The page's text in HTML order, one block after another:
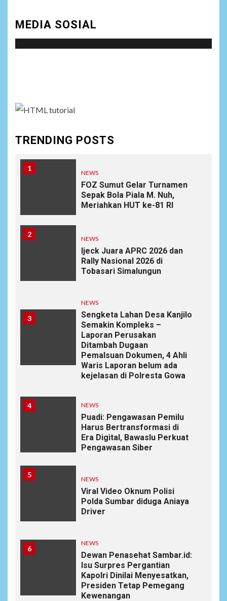
MEDIA SOSIAL
TRENDING POSTS
1
NEWS
FOZ Sumut Gelar Turnamen
Sepak Bola Piala M. Nuh,
Meriahkan HUT ke-81 RI
2
NEWS
Ijeck Juara APRC 2026 dan
Rally Nasional 2026 di
Tobasari Simalungun
3
NEWS
Sengketa Lahan Desa Kanjilo
Semakin Kompleks –
Laporan Perusakan
Ditambah Dugaan
Pemalsuan Dokumen, 4 Ahli
Waris Laporan belum ada
kejelasan di Polresta Gowa
4 NEWS
Puadi: Pengawasan Pemilu
Harus Bertransformasi di
Era Digital, Bawaslu Perkuat
Pengawasan Siber
5
NEWS
Viral Video Oknum Polisi
Polda Sumbar diduga Aniaya
Driver
6
NEWS
Dewan Penasehat Sambar.id:
Isu Surpres Pergantian
Kapolri Dinilai Menyesatkan,
Presiden Tetap Pemegang
Kewenangan